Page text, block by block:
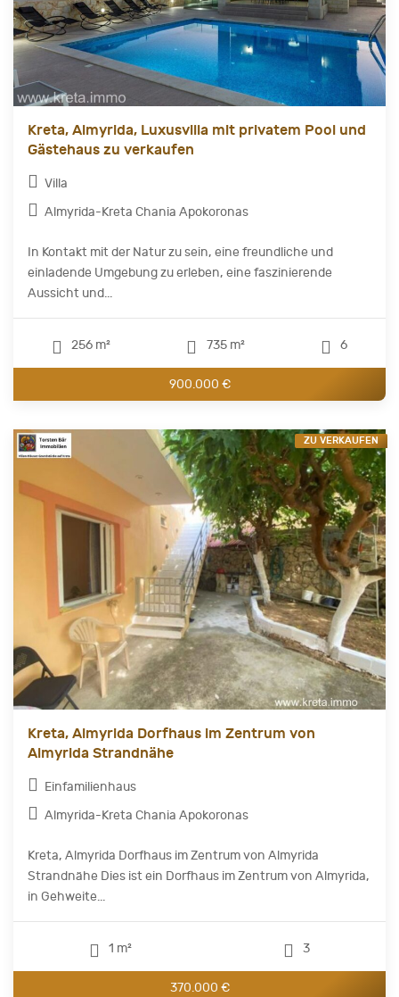
Kreta, Almyrida, Luxusvilla mit privatem Pool und
Gästehaus zu verkaufen
Villa
Almyrida-Kreta Chania Apokoronas
In Kontakt mit der Natur zu sein, eine freundliche und
einladende Umgebung zu erleben, eine faszinierende
Aussicht und...
256 m² 735 m² 6
900.000 €
Kreta, Almyrida Dorfhaus im Zentrum von
Almyrida Strandnähe
Einfamilienhaus
Almyrida-Kreta Chania Apokoronas
Kreta, Almyrida Dorfhaus im Zentrum von Almyrida
Strandnähe Dies ist ein Dorfhaus im Zentrum von Almyrida,
in Gehweite...
1 m² 3
370.000 €
ZU VERKAUFEN